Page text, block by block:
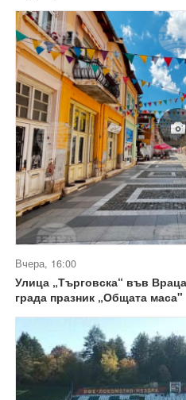
Вчера, 16:00
Улица „Търговска“ във
града празник „Общата маса"